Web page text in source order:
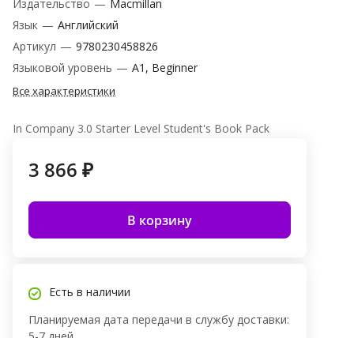
Издательство — Macmillan
Язык — Английский
Артикул — 9780230458826
Языковой уровень — A1, Beginner
Все характеристики
In Company 3.0 Starter Level Student's Book Pack
3 866 ₽
В корзину
Есть в наличии
Планируемая дата передачи в службу доставки: